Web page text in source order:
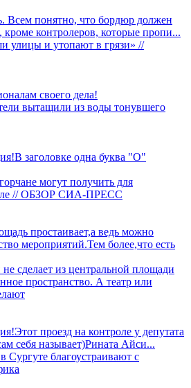
Всем понятно, что бордюр должен
контролеров, которые пропи...
улицы и утопают в грязи» //
своего дела!
вытащили из воды тонувшего
заголовке одна буква "О"
могут получить для
// ОБЗОР СИА-ПРЕСС
простаивает,а ведь можно
мероприятий.Тем более,что есть
сделает из центральной площади
пространство. А театр или
проезд на контроле у депутата
себя называет)Рината Айси...
Сургуте благоустраивают с